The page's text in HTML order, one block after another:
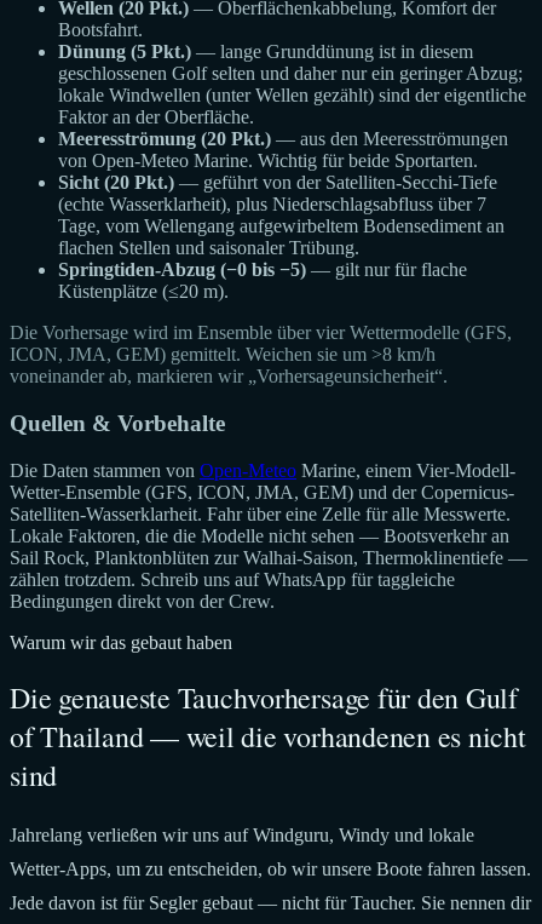
Wellen (20 Pkt.) — Oberflächenkabbelung, Komfort der
Bootsfahrt.
Dünung (5 Pkt.) — lange Grunddünung ist in diesem
geschlossenen Golf selten und daher nur ein geringer Abzug;
lokale Windwellen (unter Wellen gezählt) sind der eigentliche
Faktor an der Oberfläche.
Meeresströmung (20 Pkt.) — aus den Meeresströmungen
von Open-Meteo Marine. Wichtig für beide Sportarten.
Sicht (20 Pkt.) — geführt von der Satelliten-Secchi-Tiefe
(echte Wasserklarheit), plus Niederschlagsabfluss über 7
Tage, vom Wellengang aufgewirbeltem Bodensediment an
flachen Stellen und saisonaler Trübung.
Springtiden-Abzug (−0 bis −5) — gilt nur für flache
Küstenplätze (≤20 m).
Die Vorhersage wird im Ensemble über vier Wettermodelle (GFS,
ICON, JMA, GEM) gemittelt. Weichen sie um >8 km/h
voneinander ab, markieren wir „Vorhersageunsicherheit“.
Quellen & Vorbehalte
Die Daten stammen von Open-Meteo Marine, einem Vier-Modell-
Wetter-Ensemble (GFS, ICON, JMA, GEM) und der Copernicus-
Satelliten-Wasserklarheit. Fahr über eine Zelle für alle Messwerte.
Lokale Faktoren, die die Modelle nicht sehen — Bootsverkehr an
Sail Rock, Planktonblüten zur Walhai-Saison, Thermoklinentiefe —
zählen trotzdem. Schreib uns auf WhatsApp für taggleiche
Bedingungen direkt von der Crew.
Warum wir das gebaut haben
Die genaueste Tauchvorhersage für den Gulf
of Thailand — weil die vorhandenen es nicht
sind
Jahrelang verließen wir uns auf Windguru, Windy und lokale
Wetter-Apps, um zu entscheiden, ob wir unsere Boote fahren lassen.
Jede davon ist für Segler gebaut — nicht für Taucher. Sie nennen dir